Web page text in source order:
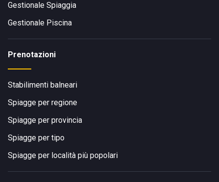
Gestionale Spiaggia
Gestionale Piscina
Prenotazioni
Stabilimenti balneari
Spiagge per regione
Spiagge per provincia
Spiagge per tipo
Spiagge per località più popolari